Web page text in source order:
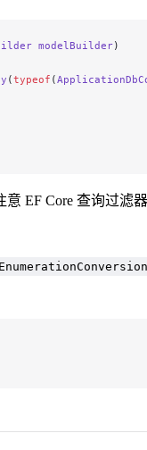
modelBuilder)
(typeof (
意 EF Core 查询过滤